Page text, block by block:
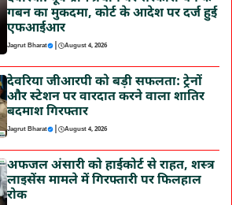
गबन का मुकदमा, कोर्ट के आदेश पर दर्ज हुई
एफआईआर
Jagrut Bharat | August 4, 2026
देवरिया जीआरपी को बड़ी सफलता: ट्रेनों
और स्टेशन पर वारदात करने वाला शातिर
बदमाश गिरफ्तार
Jagrut Bharat | August 4, 2026
अफजल अंसारी को हाईकोर्ट से राहत, शस्त्र
लाइसेंस मामले में गिरफ्तारी पर फिलहाल
रोक